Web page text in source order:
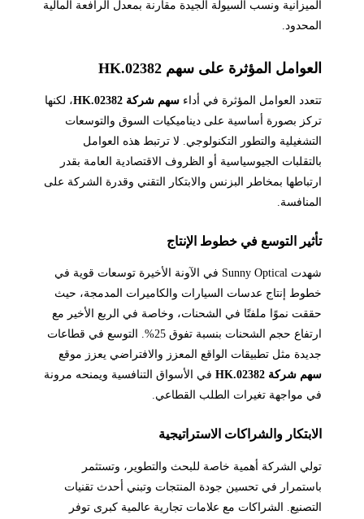
الميزانية ونسب السيولة الجيدة مقارنة بمعدل الرافعة المالية
المحدود.
العوامل المؤثرة على سهم 02382.HK
تتعدد العوامل المؤثرة في أداء سهم شركة 02382.HK
، لكنها
تركز بصورة أساسية على ديناميكيات السوق والتوسعات
التشغيلية والتطور التكنولوجي. لا ترتبط هذه العوامل
بالتقلبات الجيوسياسية أو الظروف الاقتصادية العامة بقدر
ارتباطها بمخاطر البزنس والابتكار التقني وقدرة الشركة على
المنافسة.
تأثير التوسع في خطوط الإنتاج
شهدت Sunny Optical في الآونة الأخيرة توسعات قوية في
خطوط إنتاج عدسات السيارات والكاميرات المدمجة، حيث
حققت نموًا ملفتًا في الشحنات، وخاصة في الربع الأخير مع
ارتفاع حجم الشحنات بنسبة تفوق 25%. التوسع في قطاعات
جديدة مثل تطبيقات الواقع المعزز والافتراضي يعزز موقع
سهم شركة 02382.HK
في الأسواق التنافسية ويمنحه مرونة
في مواجهة تغيرات الطلب القطاعي.
الابتكار والشراكات الاستراتيجية
تولي الشركة أهمية خاصة للبحث والتطوير، وتستثمر
باستمرار في تحسين جودة المنتجات وتبني أحدث تقنيات
التصنيع. الشراكات مع علامات تجارية عالمية كبرى توفر